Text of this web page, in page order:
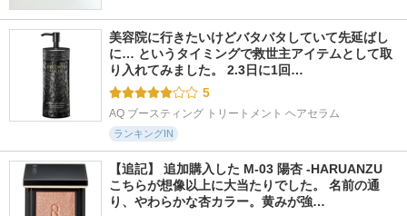
美容院に行きたいけどバタバタしていて先延ばし
に… というタイミングで救世主アイテムとして取
り入れてみました。 2.3日に1回…
5
AQ ブースティング トリートメント ヘアセラム
ランキングIN
【追記】 追加購入した M-03 陽杏 -HARUANZU
こちらが想像以上に大当たりでした。 名前の通
り、やわらかな杏カラー。黄みが強…